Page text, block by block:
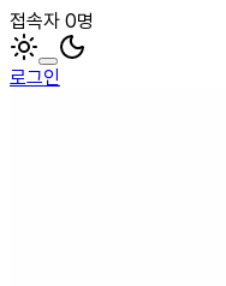
접속자 0명
로그인